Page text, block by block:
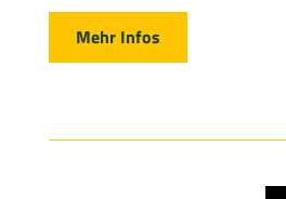
Mehr Infos